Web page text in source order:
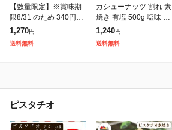
【数量限定】※賞味期
限8/31 のため 340円OF
F ⇒ \1,270円/ <訳あり
割れカシューナッツ(塩
味)500g> 製
1,270円
送料無料
カシューナッツ 割れ 素
焼き 有塩 500g 塩味 大
容量 ロースト 焙煎
1,240円
送料無料
ピスタチオ